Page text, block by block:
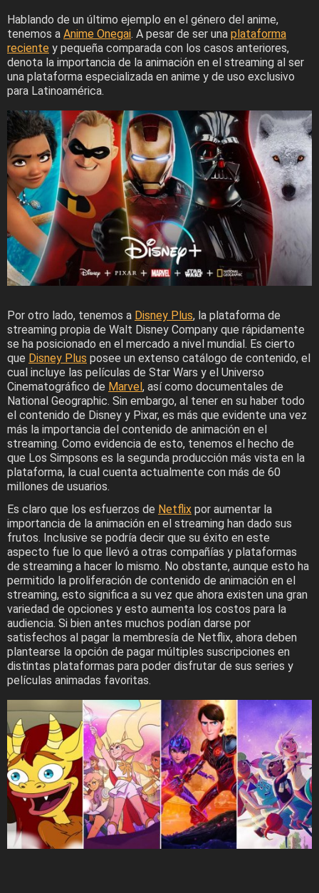
Hablando de un último ejemplo en el género del anime,
tenemos a Anime Onegai. A pesar de ser una plataforma
reciente y pequeña comparada con los casos anteriores,
denota la importancia de la animación en el streaming al ser
una plataforma especializada en anime y de uso exclusivo
para Latinoamérica.
Por otro lado, tenemos a Disney Plus, la plataforma de
streaming propia de Walt Disney Company que rápidamente
se ha posicionado en el mercado a nivel mundial. Es cierto
que Disney Plus posee un extenso catálogo de contenido, el
cual incluye las películas de Star Wars y el Universo
Cinematográfico de Marvel, así como documentales de
National Geographic. Sin embargo, al tener en su haber todo
el contenido de Disney y Pixar, es más que evidente una vez
más la importancia del contenido de animación en el
streaming. Como evidencia de esto, tenemos el hecho de
que Los Simpsons es la segunda producción más vista en la
plataforma, la cual cuenta actualmente con más de 60
millones de usuarios.
Es claro que los esfuerzos de Netflix por aumentar la
importancia de la animación en el streaming han dado sus
frutos. Inclusive se podría decir que su éxito en este
aspecto fue lo que llevó a otras compañías y plataformas
de streaming a hacer lo mismo. No obstante, aunque esto ha
permitido la proliferación de contenido de animación en el
streaming, esto significa a su vez que ahora existen una gran
variedad de opciones y esto aumenta los costos para la
audiencia. Si bien antes muchos podían darse por
satisfechos al pagar la membresía de Netflix, ahora deben
plantearse la opción de pagar múltiples suscripciones en
distintas plataformas para poder disfrutar de sus series y
películas animadas favoritas.